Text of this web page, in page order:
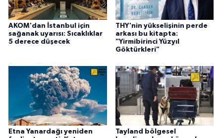
AKOM'dan İstanbul için
sağanak uyarısı: Sıcaklıklar
5 derece düşecek
THY'nin yükselişinin perde
arkası bu kitapta:
"Yirmibirinci Yüzyıl
Göktürkleri"
Etna Yanardağı yeniden
Tayland bölgesel